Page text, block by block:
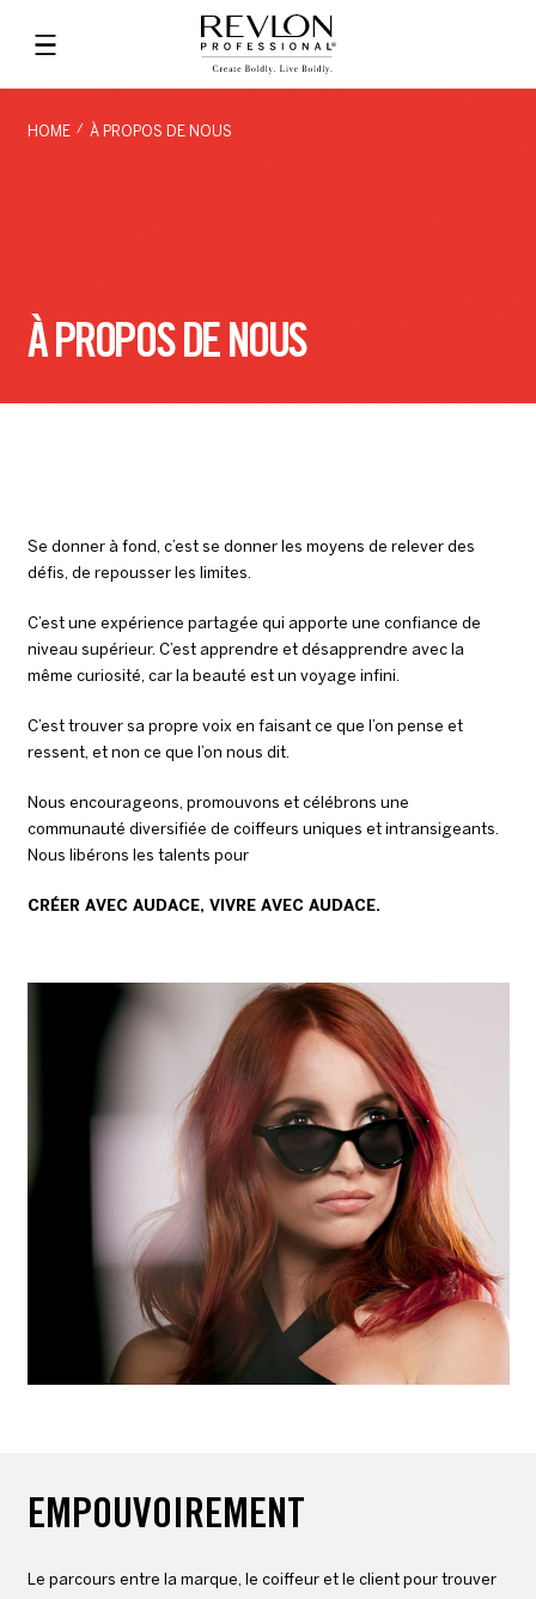
HOME À PROPOS DE NOUS
À PROPOS DE NOUS
Se donner à fond, c’est se donner les moyens de relever des
défis, de repousser les limites.
C’est une expérience partagée qui apporte une confiance de
niveau supérieur. C’est apprendre et désapprendre avec la
même curiosité, car la beauté est un voyage infini.
C’est trouver sa propre voix en faisant ce que l’on pense et
ressent, et non ce que l’on nous dit.
Nous encourageons, promouvons et célébrons une
communauté diversifiée de coiffeurs uniques et intransigeants.
Nous libérons les talents pour
CRÉER AVEC AUDACE, VIVRE AVEC AUDACE.
EMPOUVOIREMENT
Le parcours entre la marque, le coiffeur et le client pour trouver